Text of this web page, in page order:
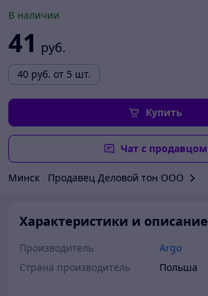
В наличии
41 руб.
40 руб. от 5 шт.
Купить
Чат с продавцом
Минск Продавец Деловой тон ООО
Характеристики и описание
Производитель
Argo
Страна производитель
Польша